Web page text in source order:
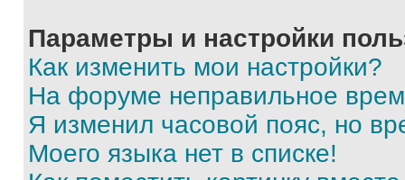
Параметры и настройки
Как изменить мои настройки?
На форуме неправильное
Я изменил часовой пояс, но
Моего языка нет в списке!